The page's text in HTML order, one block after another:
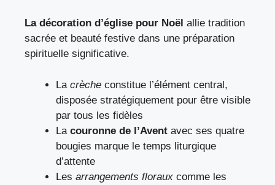
La décoration d’église pour Noël allie tradition
sacrée et beauté festive dans une préparation
spirituelle significative.
La crèche constitue l’élément central,
disposée stratégiquement pour être visible
par tous les fidèles
La couronne de l’Avent avec ses quatre
bougies marque le temps liturgique
d’attente
Les arrangements floraux comme les